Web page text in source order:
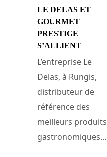
LE DELAS ET
GOURMET
PRESTIGE
S’ALLIENT
L’entreprise Le
Delas, à Rungis,
distributeur de
référence des
meilleurs produits
gastronomiques...